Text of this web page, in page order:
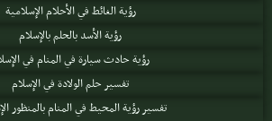
رؤية الغائط في الأحلام الإسلامية
رؤية الأسد بالحلم بالإسلام
رؤية حادث سيارة في المنام في
تفسير حلم الولادة في الإسلام
تفسير رؤية المحيط في المنام بالمنظور